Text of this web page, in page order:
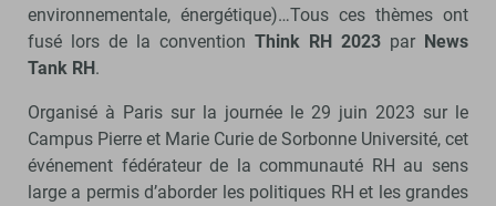
environnementale, énergétique)…Tous ces thèmes ont
fusé lors de la convention Think RH 2023 par News
Tank RH.
Organisé à Paris sur la journée le 29 juin 2023 sur le
Campus Pierre et Marie Curie de Sorbonne Université, cet
événement fédérateur de la communauté RH au sens
large a permis d’aborder les politiques RH et les grandes